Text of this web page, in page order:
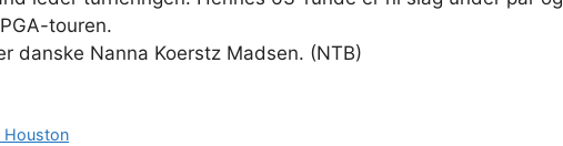
touren.
danske Nanna Koerstz Madsen. (NTB)
Houston